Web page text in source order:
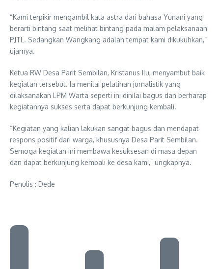
“Kami terpikir mengambil kata astra dari bahasa Yunani yang
berarti bintang saat melihat bintang pada malam pelaksanaan
PJTL. Sedangkan Wangkang adalah tempat kami dikukuhkan,”
ujarnya.
Ketua RW Desa Parit Sembilan, Kristanus Ilu, menyambut baik
kegiatan tersebut. Ia menilai pelatihan jurnalistik yang
dilaksanakan LPM Warta seperti ini dinilai bagus dan berharap
kegiatannya sukses serta dapat berkunjung kembali.
“Kegiatan yang kalian lakukan sangat bagus dan mendapat
respons positif dari warga, khususnya Desa Parit Sembilan.
Semoga kegiatan ini membawa kesuksesan di masa depan
dan dapat berkunjung kembali ke desa kami,” ungkapnya.
Penulis : Dede